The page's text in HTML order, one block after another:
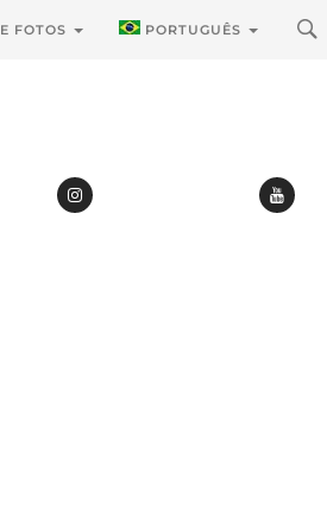
FOTOS PORTUGUÊS